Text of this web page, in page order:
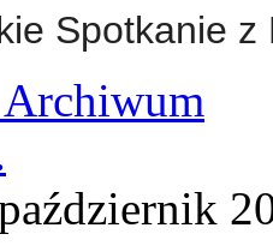
Spotkanie z